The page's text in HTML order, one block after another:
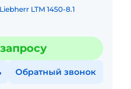
LTM 1450-8.1
Обратный звонок